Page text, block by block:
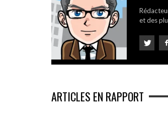
et des
ARTICLES EN RAPPORT